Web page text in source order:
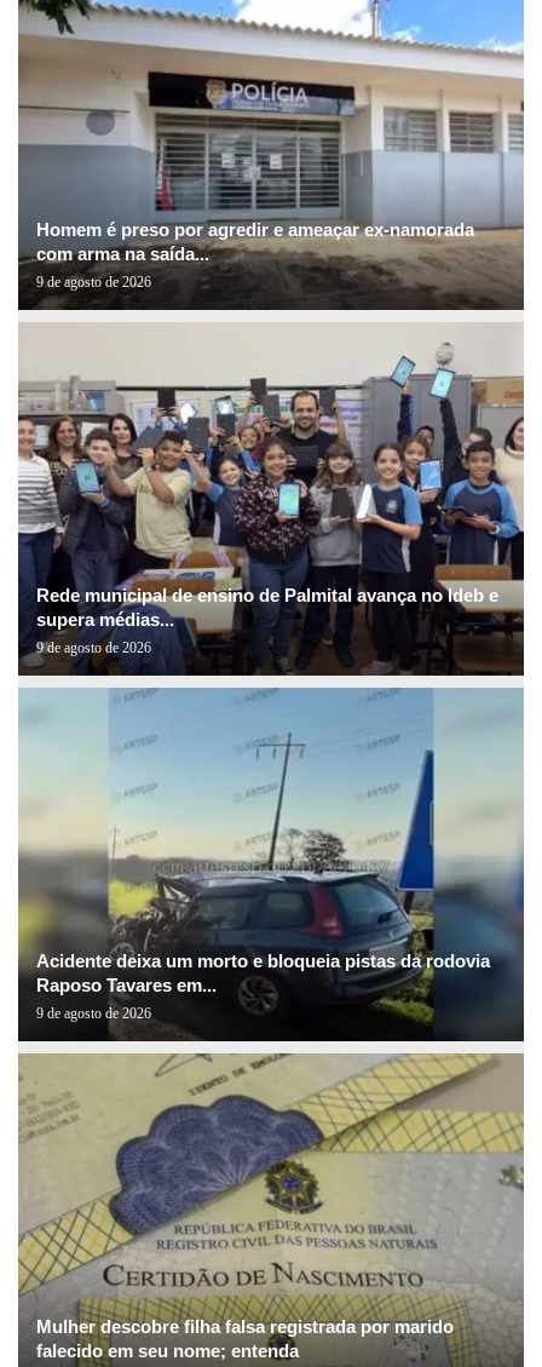
Homem é preso por agredir e ameaçar ex-namorada
com arma na saída...
9 de agosto de 2026
Rede municipal de ensino de Palmital avança no Ideb e
supera médias...
9 de agosto de 2026
Acidente deixa um morto e bloqueia pistas da rodovia
Raposo Tavares em...
9 de agosto de 2026
Mulher descobre filha falsa registrada por marido
falecido em seu nome; entenda